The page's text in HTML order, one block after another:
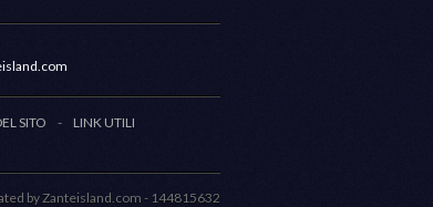
SITO - LINK UTILI
by Zanteisland.com - 144815632